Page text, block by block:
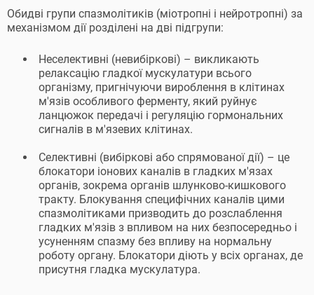
Обидві групи спазмолітиків (міотропні і нейротропні) за
механізмом дії розділені на дві підгрупи:
Неселективні (невибіркові) – викликають
релаксацію гладкої мускулатури всього
організму, пригнічуючи вироблення в клітинах
м'язів особливого ферменту, який руйнує
ланцюжок передачі і регуляцію гормональних
сигналів в м'язевих клітинах.
Селективні (вибіркові або спрямованої дії) – це
блокатори іонових каналів в гладких м'язах
органів, зокрема органів шлунково-кишкового
тракту. Блокування специфічних каналів цими
спазмолітиками призводить до розслаблення
гладких м'язів з впливом на них безпосередньо і
усуненням спазму без впливу на нормальну
роботу органу. Блокатори діють у всіх органах, де
присутня гладка мускулатура.